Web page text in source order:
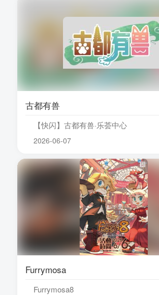
古都有兽
【快闪】古都有兽·乐荟中心
2026-06-07
Furrymosa
Furrymosa8